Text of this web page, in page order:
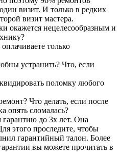
визит. И только в редких
визит мастера.
окажется нецелесообразным и
только
устранить? Что, если
поломку любого
Что делать, если после
опять сломалась?
до 3х лет. Она
этого проследите, чтобы
гарантийный талон. Более
вы можете прочитать в